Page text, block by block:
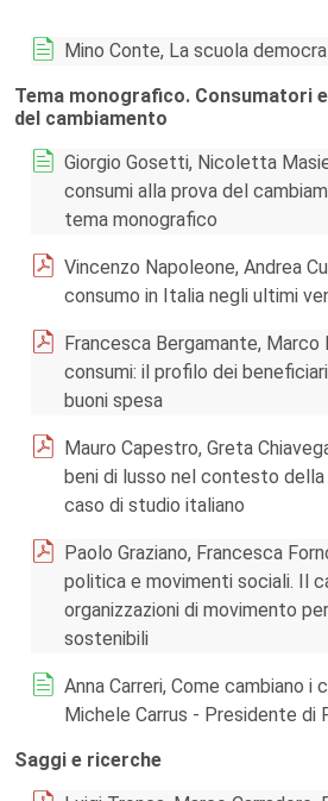
Mino Conte, La scuola
Tema monografico. Consumatori
del cambiamento
Giorgio Gosetti, Nicoletta
consumi alla prova del
tema monografico
Vincenzo Napoleone, Andrea
consumo in Italia negli ultimi
Francesca Bergamante,
consumi: il profilo dei
buoni spesa
Mauro Capestro, Greta
beni di lusso nel contesto della
caso di studio italiano
Paolo Graziano, Francesca
politica e movimenti sociali. Il
organizzazioni di movimento
sostenibili
Anna Carreri, Come cambiano i
Michele Carrus - Presidente di
Saggi e ricerche